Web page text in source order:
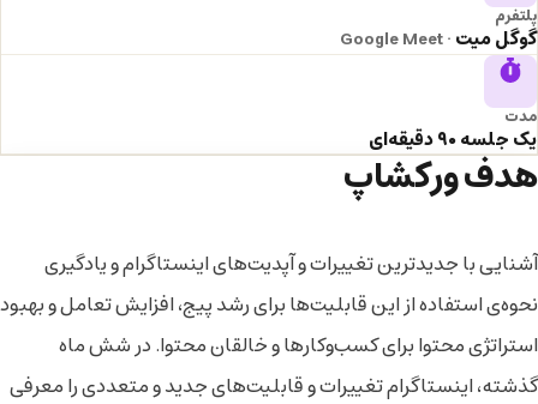
پلتفرم
گوگل میت · Google Meet
مدت
یک جلسه ۹۰ دقیقه‌ای
هدف ورکشاپ
آشنایی با جدیدترین تغییرات و آپدیت‌های اینستاگرام و یادگیری
نحوه‌ی استفاده از این قابلیت‌ها برای رشد پیج، افزایش تعامل و بهبود
استراتژی محتوا برای کسب‌وکارها و خالقان محتوا. در شش ماه
گذشته، اینستاگرام تغییرات و قابلیت‌های جدید و متعددی را معرفی